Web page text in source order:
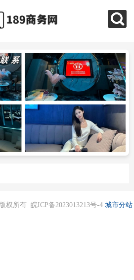
权所有 皖ICP备2023013213号-4 城市分站